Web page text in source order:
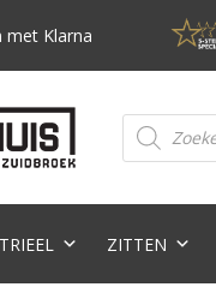
met Klarna
Producten
zoeken
ZITTEN